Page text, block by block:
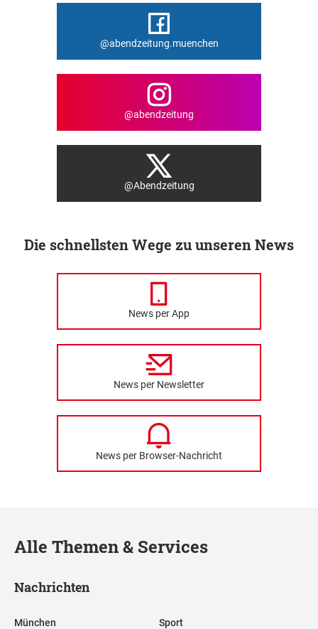
@abendzeitung.muenchen
@abendzeitung
@Abendzeitung
Die schnellsten Wege zu unseren News
News per App
News per Newsletter
News per Browser-Nachricht
Alle Themen & Services
Nachrichten
München Sport